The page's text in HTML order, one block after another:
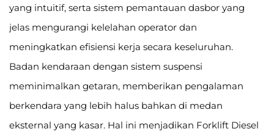
yang intuitif, serta sistem pemantauan dasbor yang
jelas mengurangi kelelahan operator dan
meningkatkan efisiensi kerja secara keseluruhan.
Badan kendaraan dengan sistem suspensi
meminimalkan getaran, memberikan pengalaman
berkendara yang lebih halus bahkan di medan
eksternal yang kasar. Hal ini menjadikan Forklift Diesel